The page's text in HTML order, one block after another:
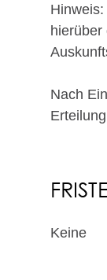
Hinweis:
hierüber
Nach
Keine